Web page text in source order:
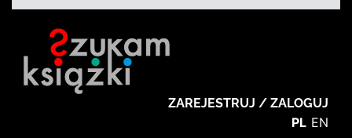
ZAREJESTRUJ / ZALOGUJ
PL EN